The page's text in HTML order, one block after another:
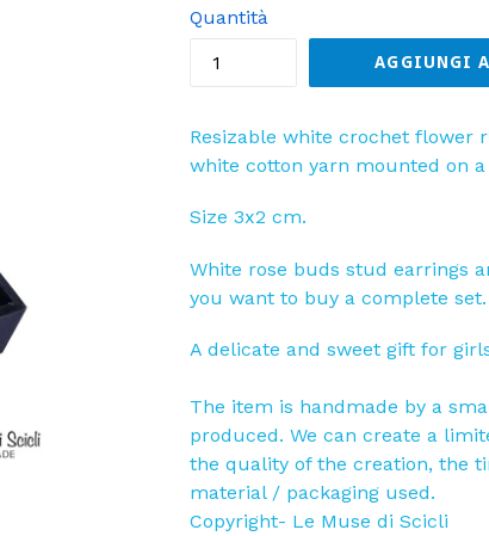
listino
Quantità
AGGIUNGI
Resizable white crochet flower
white cotton yarn mounted on
Size 3x2 cm.
White rose buds stud earrings
you want to buy a complete set.
A delicate and sweet gift for
The item is handmade by a
produced. We can create a
the quality of the creation, the
material / packaging used.
Copyright- Le Muse di Scicli